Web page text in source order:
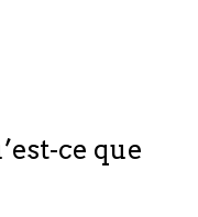
ce que